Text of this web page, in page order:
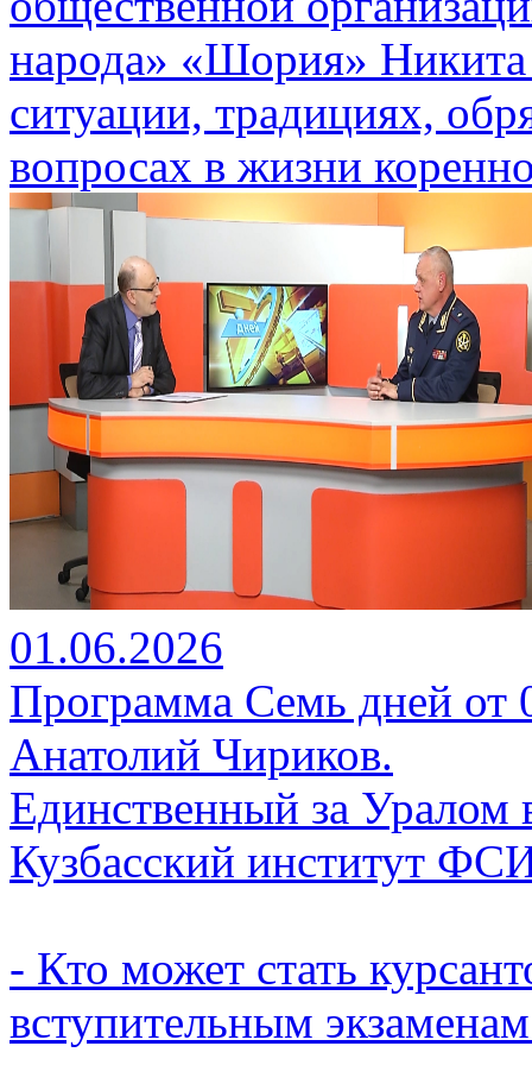
народа» «Шория»
ситуации, традициях,
вопросах в жизни
01.06.2026
Программа Семь дней от
Анатолий Чириков.
Единственный за Уралом
Кузбасский институт
- Кто может стать
вступительным